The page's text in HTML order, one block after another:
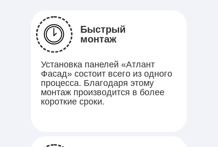
Быстрый
монтаж
Установка панелей «Атлант
Фасад» состоит всего из одного
процесса. Благодаря этому
монтаж производится в более
короткие сроки.